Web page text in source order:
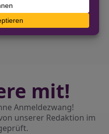
Warenautomaten
eingeschlagen
mit!
Anmeldezwang!
unserer Redaktion im